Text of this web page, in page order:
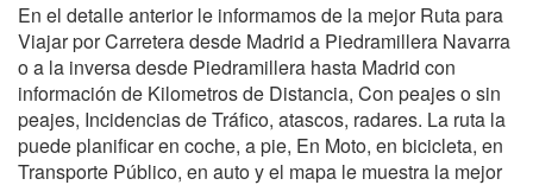
En el detalle anterior le informamos de la mejor Ruta para
Viajar por Carretera desde Madrid a Piedramillera Navarra
o a la inversa desde Piedramillera hasta Madrid con
información de Kilometros de Distancia, Con peajes o sin
peajes, Incidencias de Tráfico, atascos, radares. La ruta la
puede planificar en coche, a pie, En Moto, en bicicleta, en
Transporte Público, en auto y el mapa le muestra la mejor